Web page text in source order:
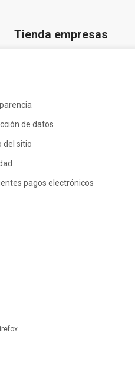
Tienda empresas
de datos
del sitio
pagos electrónicos